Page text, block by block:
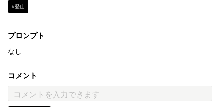
#登山
プロンプト
なし
コメント